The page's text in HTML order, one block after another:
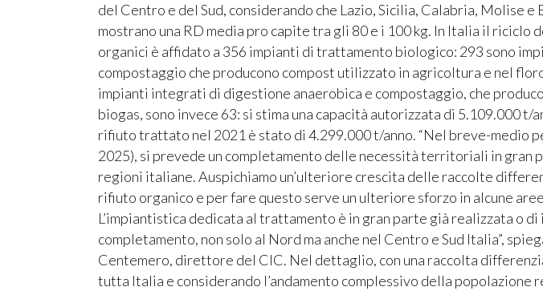
del Centro e del Sud, considerando che Lazio, Sicilia, Calabria, Molise e
mostrano una RD media pro capite tra gli 80 e i 100 kg. In Italia il riciclo
organici è affidato a 356 impianti di trattamento biologico: 293 sono
compostaggio che producono compost utilizzato in agricoltura e nel
impianti integrati di digestione anaerobica e compostaggio, che
biogas, sono invece 63: si stima una capacità autorizzata di 5.109.000 t/
rifiuto trattato nel 2021 è stato di 4.299.000 t/anno. “Nel breve-medio
2025), si prevede un completamento delle necessità territoriali in gran
regioni italiane. Auspichiamo un’ulteriore crescita delle raccolte
rifiuto organico e per fare questo serve un ulteriore sforzo in alcune
L’impiantistica dedicata al trattamento è in gran parte già realizzata o di
completamento, non solo al Nord ma anche nel Centro e Sud Italia”,
Centemero, direttore del CIC. Nel dettaglio, con una raccolta
tutta Italia e considerando l’andamento complessivo della popolazione